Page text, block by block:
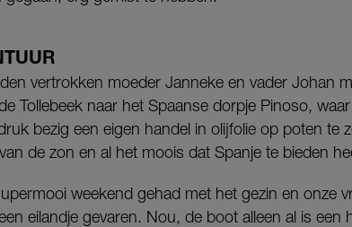
vertrokken moeder Janneke en vader Johan
Tollebeek naar het Spaanse dorpje Pinoso,
bezig een eigen handel in olijfolie op poten te
de zon en al het moois dat Spanje te bieden
weekend gehad met het gezin en onze
eilandje gevaren. Nou, de boot alleen al is een